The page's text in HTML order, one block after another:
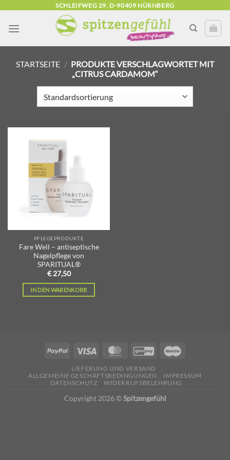
springen
SCHLEIFWEG 29, D-90409 NÜRNBERG
STARTSEITE / PRODUKTE VERSCHLAGWORTET MIT
„CITRUS CARDAMOM“
hinzufügen
PFLEGEPRODUKTE
Fare Well – antiseptische
Nagelpflege von
SPARITUAL®
€ 27,50
IN DEN WARENKORB
LIEFERUNG UND VERSAND
ALLGEMEINE GESCHÄFTSBEDINGUNGEN
IMPRESSUM
DATENSCHUTZ
WIDERRUFSBELEHRUNG
Copyright 2026 ©Spitzengefühl